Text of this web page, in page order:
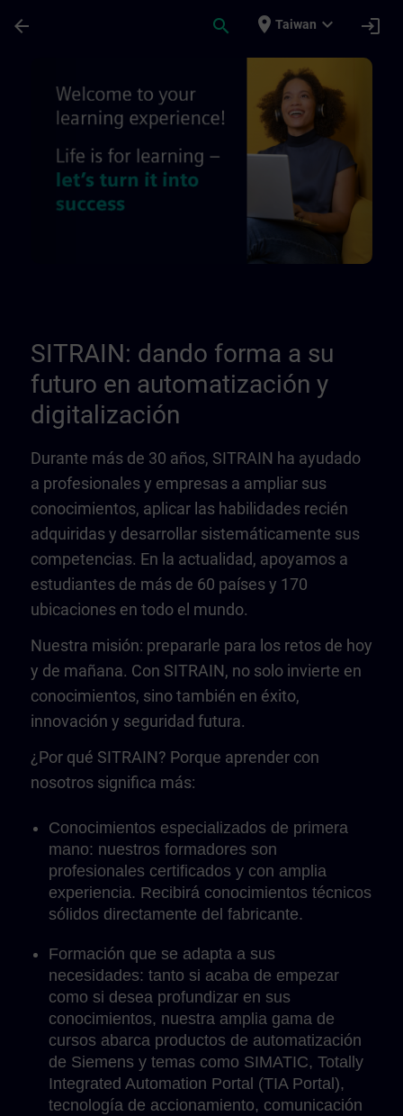
arrow_back search place Taiwan expand_more login
Quiénes somos - Páginas de
SITRAIN: dando forma a su
futuro en automatización y
digitalización
Durante más de 30 años, SITRAIN ha ayudado
a profesionales y empresas a ampliar sus
conocimientos, aplicar las habilidades recién
adquiridas y desarrollar sistemáticamente sus
competencias. En la actualidad, apoyamos a
estudiantes de más de 60 países y 170
ubicaciones en todo el mundo.
Nuestra misión: prepararle para los retos de hoy
y de mañana. Con SITRAIN, no solo invierte en
conocimientos, sino también en éxito,
innovación y seguridad futura.
¿Por qué SITRAIN? Porque aprender con
nosotros significa más:
Conocimientos especializados de primera
mano: nuestros formadores son
profesionales certificados y con amplia
experiencia. Recibirá conocimientos técnicos
sólidos directamente del fabricante.
Formación que se adapta a sus
necesidades: tanto si acaba de empezar
como si desea profundizar en sus
conocimientos, nuestra amplia gama de
cursos abarca productos de automatización
de Siemens y temas como SIMATIC, Totally
Integrated Automation Portal (TIA Portal),
tecnología de accionamiento, comunicación